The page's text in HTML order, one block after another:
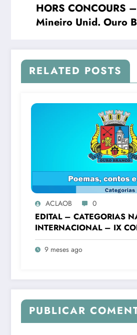
HORS CONCOURS
Mineiro Unid. Ouro
RELATED POSTS
ACLAOB 0
EDITAL – CATEGORIAS
INTERNACIONAL – IX
LITERÁRIO “CIDADE DE
BRANCO”
9 meses ago
PUBLICAR